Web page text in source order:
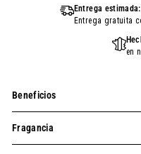
Entrega estimada:
Entrega gratuita
en
Beneficios
Fragancia